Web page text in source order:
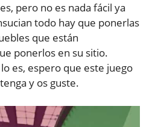
pero no es nada fácil ya
todo hay que ponerlas
que están
ponerlos en su sitio.
es, espero que este juego
y os guste.